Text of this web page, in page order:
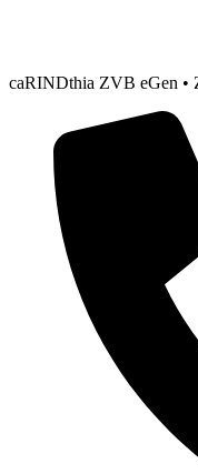
caRINDthia ZVB eGen •